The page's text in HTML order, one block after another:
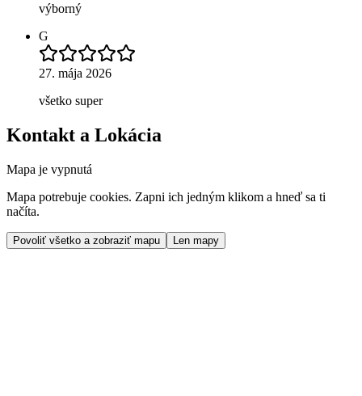
výborný
G
27. mája 2026
všetko super
Kontakt a Lokácia
Mapa je vypnutá
Mapa potrebuje cookies. Zapni ich jedným klikom a hneď sa ti
načíta.
Povoliť všetko a zobraziť mapu Len mapy